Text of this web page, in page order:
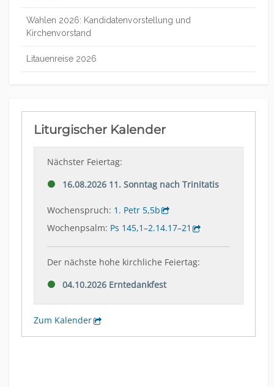
Wahlen 2026: Kandidatenvorstellung und
Kirchenvorstand
Litauenreise 2026